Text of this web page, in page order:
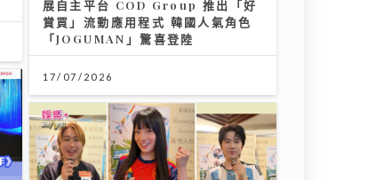
世界盃決賽｜《聲秀》冠亞季軍人馬
都愛睇波 馮熙燮 柯雨霏 胡子貝 邊